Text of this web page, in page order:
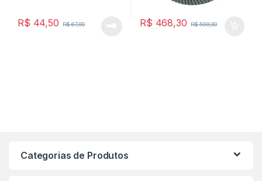
R$ 44,50 R$67,90 R$ 468,30 R$599,00
Categorias de Produtos